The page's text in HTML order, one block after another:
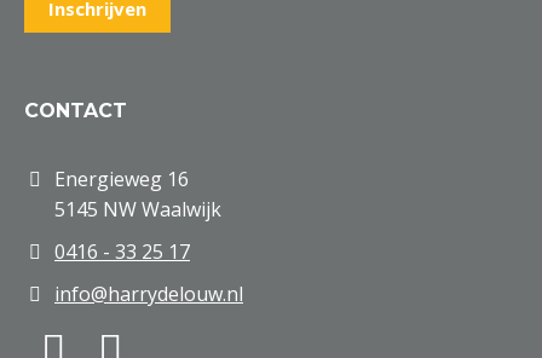
CONTACT
Energieweg 16
5145 NW Waalwijk
0416 - 33 25 17
info@harrydelouw.nl